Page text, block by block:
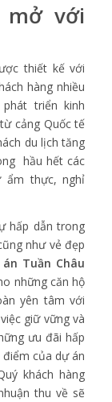
với
thiết kế với
hàng nhiều
triển kinh
cảng Quốc tế
du lịch tăng
hầu hết các
ẩm thực, nghỉ
hấp dẫn trong
như vẻ đẹp
Tuần Châu
những căn hộ
yên tâm với
giữ vững và
ưu đãi hấp
của dự án
khách hàng
thu về sẽ